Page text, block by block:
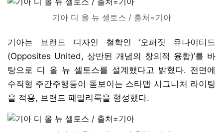
기아 디 올 뉴 셀토스 / 출처=기아
기아는 브랜드 디자인 철학인 ‘오퍼짓 유나이티드
(Opposites United, 상반된 개념의 창의적 융합)’를 바
탕으로 디 올 뉴 셀토스를 설계했다고 밝혔다. 전면에
수직형 주간주행등이 돋보이는 스타맵 시그니처 라이팅
을 적용, 브랜드 패밀리룩을 형성했다.